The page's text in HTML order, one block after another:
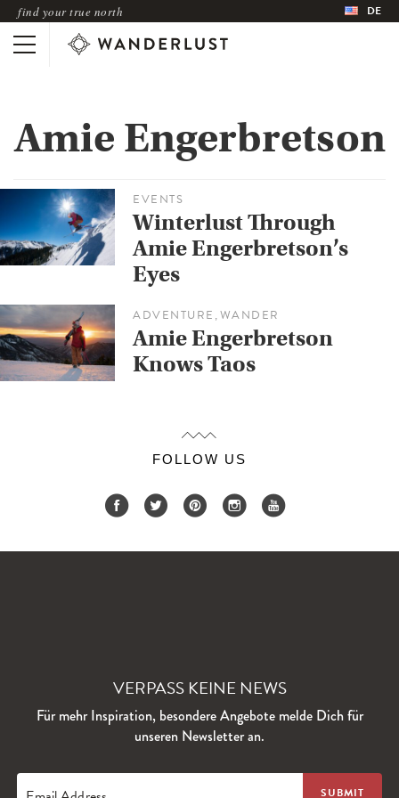
find your true north DE
Amie Engerbretson
EVENTS
Winterlust Through
Amie Engerbretson’s
Eyes
ADVENTURE ,WANDER
Amie Engerbretson
Knows Taos
FOLLOW US
VERPASS KEINE NEWS
Für mehr Inspiration, besondere Angebote melde Dich für
unseren Newsletter an.